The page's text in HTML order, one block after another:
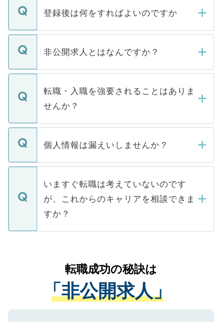
登録後は何をすればよいのですか
ご登録いただきましたら、弊社担当者がご
登録内容を確認し、その後メールもしくは
ます。通常、5営業日以内にはご連絡をせて
いただきますので、しばらくお待ちくださ
い。
非公開求人とはなんですか？
マイナビDOCTORで取り扱っている求人の
うち約3割は、Webサイトからご覧いただ
けない「非公開求人」です。非公開求人は
下記の理由によって、一般には公開してい
ません。
■応募殺到を避けるため 人気のある医療機
関を公にしてしまうと、応募が殺到する場
に、医療機関が求める条件に合った人材の
みを人材紹介会社に依頼するケースが増え
ています。
転職・入職を強要されることはありま
せんか？
転職・入職を強要することは一切ありませ
ん。また、仮に応募先から内定をいただい
定を承諾する必要はありません。内定先へ
の辞退の連絡はキャリアパートナーが行い
ますので、ご安心ください。
個人情報は漏えいしませんか？
個人情報が漏えいすることはありませんの
で、ご安心ください。当サイトからの登録
などで収集したご登録者様の個人情報は、
ご本人のキャリアアップおよび転職活動の
支援を目的に使用いたします。お預かりし
ているすべての個人データはご本人の許可
は、個人情報の取り扱いについての厳密な
管理基準を満たした事業者のみに付与され
る、プライバシーマークを取得済みです。
ご登録いただいた個人情報は、SSL（デー
いますぐ転職は考えていないのです
が、これからのキャリアを相談できま
すか？
かがいして、現在の医療機関の状況や紹介
経験をまじえながら、適切なアドバイスを
させていただきます。すぐにご転職をされ
ない方には、長期的なサポートが可能です
ので、まずはご登録ください。
転職成功の秘訣は
「非公開求人」